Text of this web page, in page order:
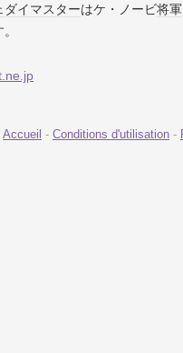
ダイマスターはケ・ノービ将軍
Accueil - Conditions d'utilisation -